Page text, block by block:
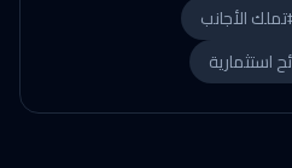
تملك الأجانب
استثمارية